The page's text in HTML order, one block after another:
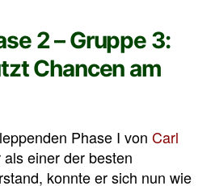
2 – Gruppe 3:
Chancen am
Phase I von Carl
einer der besten
konnte er sich nun wie